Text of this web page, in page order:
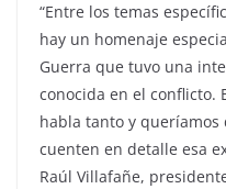
“Entre los temas
hay un homenaje
Guerra que tuvo una
conocida en el conflicto.
habla tanto y queríamos
cuenten en detalle esa
Raúl Villafañe,